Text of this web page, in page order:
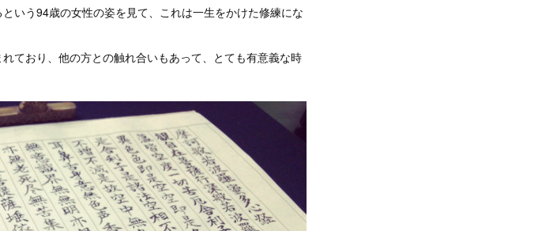
いう94歳の女性の姿を見て、これは一生をかけた修練にな
ており、他の方との触れ合いもあって、とても有意義な時